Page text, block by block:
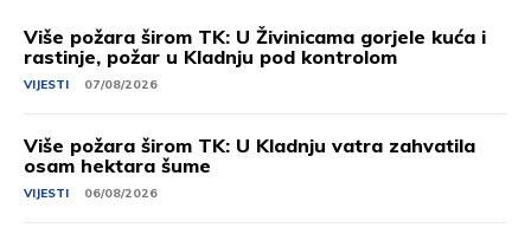
Više požara širom TK: U Živinicama gorjele kuća i
rastinje, požar u Kladnju pod kontrolom
VIJESTI 07/08/2026
Više požara širom TK: U Kladnju vatra zahvatila
osam hektara šume
VIJESTI 06/08/2026